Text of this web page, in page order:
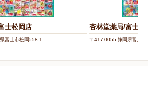
士松岡店
富士市松岡558-1
杏林堂薬局/富士永
〒417-0055 静岡県富士市